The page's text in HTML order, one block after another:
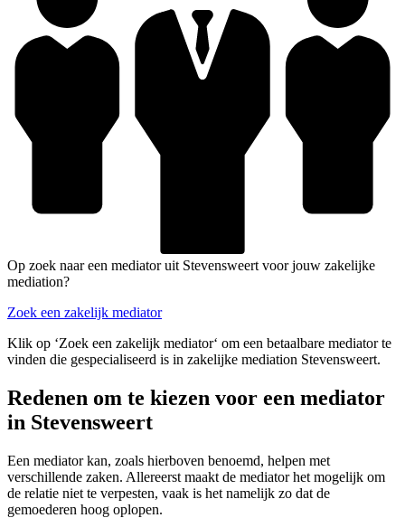
Op zoek naar een mediator uit Stevensweert voor jouw zakelijke
mediation?
Zoek een zakelijk mediator
Klik op ‘Zoek een zakelijk mediator‘ om een betaalbare mediator te
vinden die gespecialiseerd is in zakelijke mediation Stevensweert.
Redenen om te kiezen voor een mediator
in Stevensweert
Een mediator kan, zoals hierboven benoemd, helpen met
verschillende zaken. Allereerst maakt de mediator het mogelijk om
de relatie niet te verpesten, vaak is het namelijk zo dat de
gemoederen hoog oplopen.